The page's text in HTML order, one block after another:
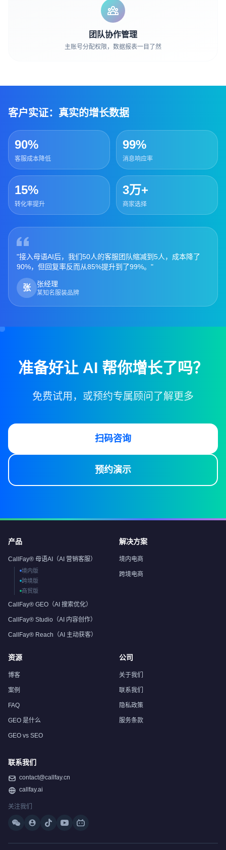
团队协作管理
主账号分配权限，数据报表一目了然
客户实证：真实的增长数据
90%
客服成本降低
99%
消息响应率
15%
转化率提升
3万+
商家选择
"接入母语AI后，我们50人的客服团队缩减到5人，成本降了
90%，但回复率反而从85%提升到了99%。"
张 张经理
某知名服装品牌
准备好让 AI 帮你增长了吗？
免费试用，或预约专属顾问了解更多
扫码咨询
预约演示
产品
CallFay® 母语AI（AI 营销客服）
境内版
跨境版
商贸版
CallFay® GEO（AI 搜索优化）
CallFay® Studio（AI 内容创作）
CallFay® Reach（AI 主动获客）
解决方案
境内电商
跨境电商
资源
博客
案例
FAQ
GEO 是什么
GEO vs SEO
公司
关于我们
联系我们
隐私政策
服务条款
联系我们
contact@callfay.cn
callfay.ai
关注我们